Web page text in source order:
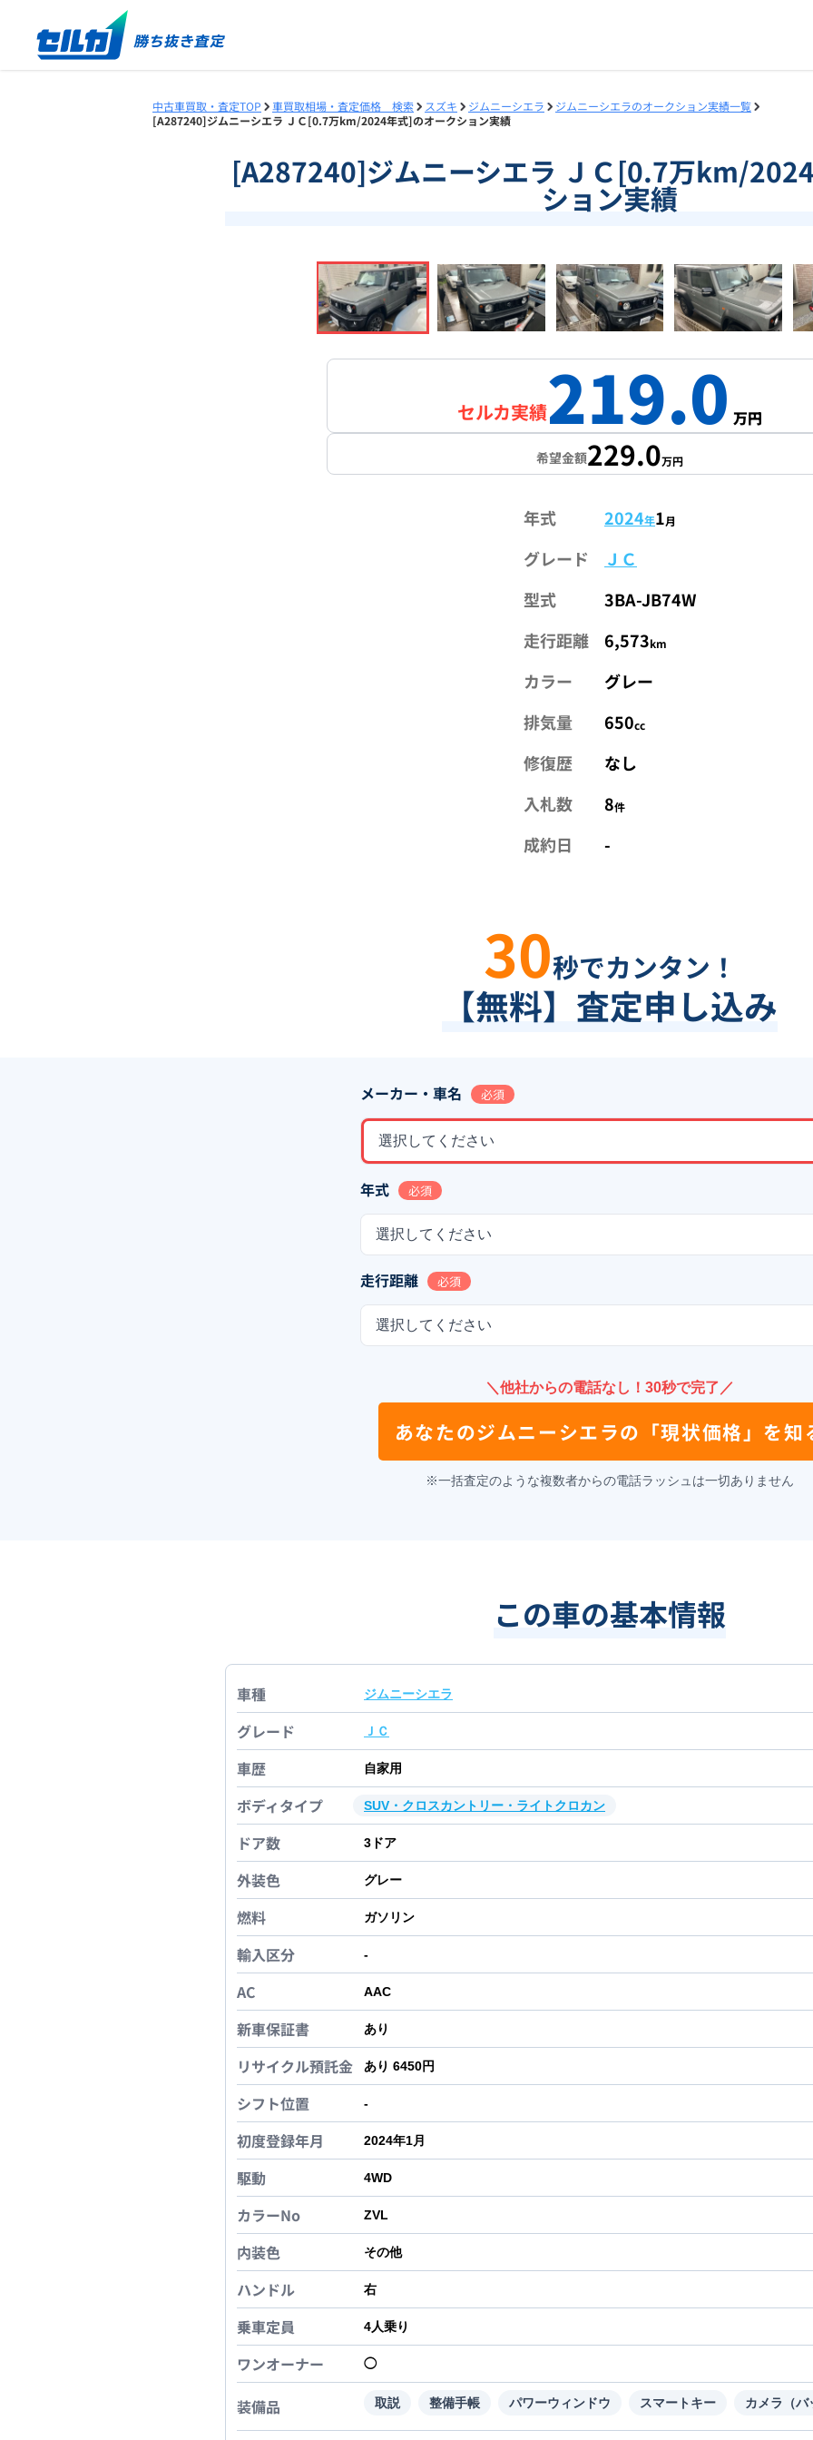
中古車買取・査定TOP 車買取相場・査定価格 検索 スズキ ジムニーシエラ
ジムニーシエラのオークション実績一覧
[A287240]ジムニーシエラ ＪＣ[0.7万km/2024年式]のオークション実績
[A287240]ジムニーシエラ ＪＣ[0.7万km/
ション実績
セルカ実績219.0 万円
希望金額229.0万円
年式 2024年1月
グレード
ＪＣ
型式
3BA-JB74W
走行距離
6,573km
カラー
グレー
排気量
650cc
修復歴
なし
入札数
8件
成約日 -
30秒でカンタン！
【無料】査定申し込み
メーカー・車名 必須
選択してください
年式 必須
選択してください
走行距離 必須
選択してください
＼他社からの電話なし！30秒で完了／
あなたのジムニーシエラの 「現状価格」を知
※一括査定のような複数者からの電話ラッシュは一切ありません
この車の基本情報
車種 ジムニーシエラ
グレード ＪＣ
車歴 自家用
ボディタイプ SUV・クロスカントリー・ライトクロカン
ドア数 3 ドア
外装色 グレー
燃料 ガソリン
輸入区分 -
AC AAC
新車保証書 あり
リサイクル預託金 あり 6450円
シフト位置 -
初度登録年月 2024年1月
駆動 4WD
カラーNo ZVL
内装色 その他
ハンドル 右
乗車定員 4人乗り
ワンオーナー ◯
装備品 取説 整備手帳 パワーウィンドウ スマートキー カメラ（バ